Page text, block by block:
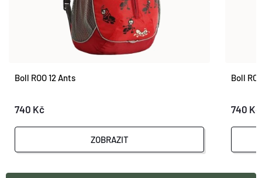
Boll ROO 12 Ants
740 Kč
ZOBRAZIT
Boll
740 Kč